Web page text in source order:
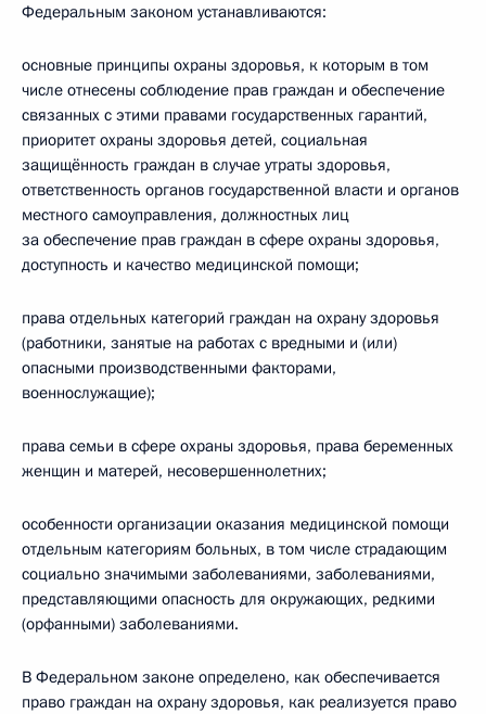
Федеральным законом устанавливаются:
основные принципы охраны здоровья, к которым в том
числе отнесены соблюдение прав граждан и обеспечение
связанных с этими правами государственных гарантий,
приоритет охраны здоровья детей, социальная
защищённость граждан в случае утраты здоровья,
ответственность органов государственной власти и органов
местного самоуправления, должностных лиц
за обеспечение прав граждан в сфере охраны здоровья,
доступность и качество медицинской помощи;
права отдельных категорий граждан на охрану здоровья
(работники, занятые на работах с вредными и (или)
опасными производственными факторами,
военнослужащие);
права семьи в сфере охраны здоровья, права беременных
женщин и матерей, несовершеннолетних;
особенности организации оказания медицинской помощи
отдельным категориям больных, в том числе страдающим
социально значимыми заболеваниями, заболеваниями,
представляющими опасность для окружающих, редкими
(орфанными) заболеваниями.
В Федеральном законе определено, как обеспечивается
право граждан на охрану здоровья, как реализуется право